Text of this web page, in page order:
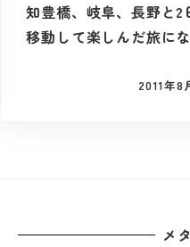
知豊橋、岐阜、長野と2
移動して楽しんだ旅に
投稿日
2011年8
メ